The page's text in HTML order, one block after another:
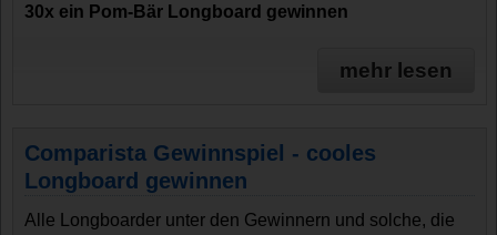
30x ein Pom-Bär Longboard gewinnen
mehr lesen
Comparista Gewinnspiel - cooles
Longboard gewinnen
Alle Longboarder unter den Gewinnern und solche, die